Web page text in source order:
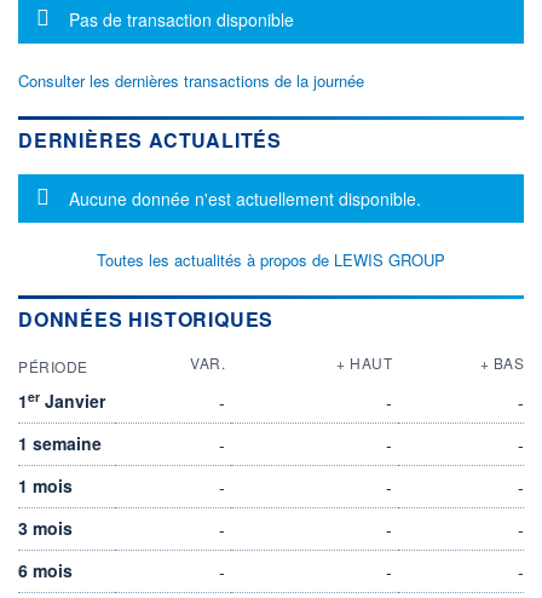
Message d'information
Pas de transaction disponible
Consulter les dernières transactions de la journée
DERNIÈRES ACTUALITÉS
Message d'information
Aucune donnée n'est actuellement disponible.
Toutes les actualités à propos de LEWIS GROUP
DONNÉES HISTORIQUES
PÉRIODE VAR. + HAUT + BAS
1er Janvier - -
-
1 semaine
- -
-
1 mois
- -
-
3 mois
- -
-
6 mois
- -
-